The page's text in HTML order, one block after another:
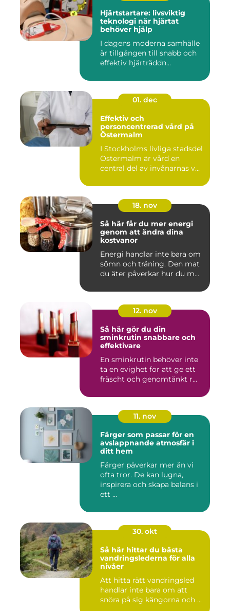
Hjärtstartare: livsviktig
teknologi när hjärtat
behöver hjälp
I dagens moderna samhälle
är tillgången till snabb och
effektiv hjärträddn...
01. dec
Effektiv och
personcentrerad vård på
Östermalm
I Stockholms livliga stadsdel
Östermalm är vård en
central del av invånarnas v...
18. nov
Så här får du mer energi
genom att ändra dina
kostvanor
Energi handlar inte bara om
sömn och träning. Den mat
du äter påverkar hur du m...
12. nov
Så här gör du din
sminkrutin snabbare och
effektivare
En sminkrutin behöver inte
ta en evighet för att ge ett
fräscht och genomtänkt r...
11. nov
Färger som passar för en
avslappnande atmosfär i
ditt hem
Färger påverkar mer än vi
ofta tror. De kan lugna,
inspirera och skapa balans i
ett ...
30. okt
Så här hittar du bästa
vandringslederna för alla
nivåer
Att hitta rätt vandringsled
handlar inte bara om att
snöra på sig kängorna och ...